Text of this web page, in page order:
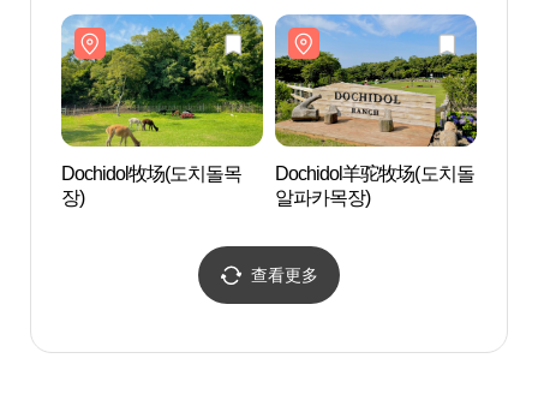
Dochidol牧场(도치돌목
장)
Dochidol羊驼牧场(도치돌
알파카목장)
查看更多